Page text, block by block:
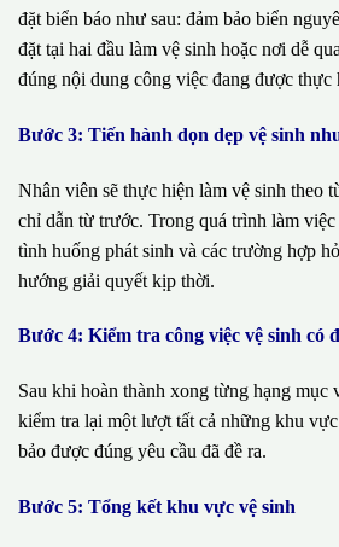
đặt biển báo như sau: đảm bảo biển
đặt tại hai đầu làm vệ sinh hoặc nơi dễ
đúng nội dung công việc đang được thực
Bước 3: Tiến hành dọn dẹp vệ sinh
Nhân viên sẽ thực hiện làm vệ sinh theo
chỉ dẫn từ trước. Trong quá trình làm
tình huống phát sinh và các trường hợp
hướng giải quyết kịp thời.
Bước 4: Kiểm tra công việc vệ sinh có
Sau khi hoàn thành xong từng hạng mục
kiểm tra lại một lượt tất cả những khu
bảo được đúng yêu cầu đã đề ra.
Bước 5: Tổng kết khu vực vệ sinh